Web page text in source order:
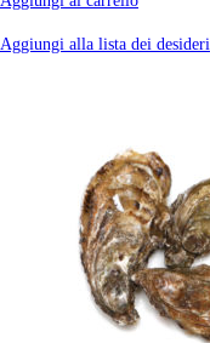
Aggiungi alla lista dei desideri